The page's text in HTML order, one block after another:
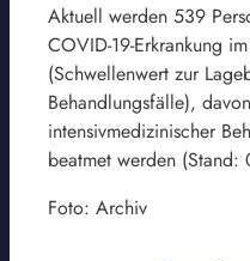
Aktuell werden 539
COVID-19-Erkrankung
(Schwellenwert zur
Behandlungsfälle),
intensivmedizinischer
beatmet werden
Foto: Archiv